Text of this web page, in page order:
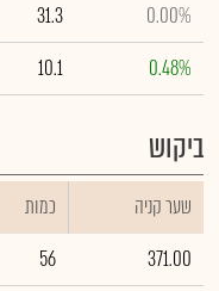
0.00%
31.3
0.48%
10.1
ביקוש
שער קניה כמות
371.00
56